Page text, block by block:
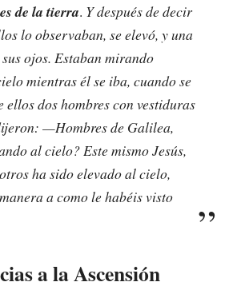
de la tierra. Y después de decir
lo observaban, se elevó, y una
ojos. Estaban mirando
mientras él se iba, cuando se
ellos dos hombres con vestiduras
—Hombres de Galilea,
al cielo? Este mismo Jesús,
ha sido elevado al cielo,
a como le habéis visto
a la Ascensión